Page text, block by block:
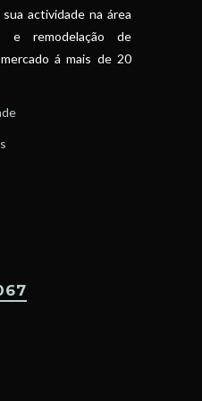
actividade na área
e remodelação de
á mais de 20